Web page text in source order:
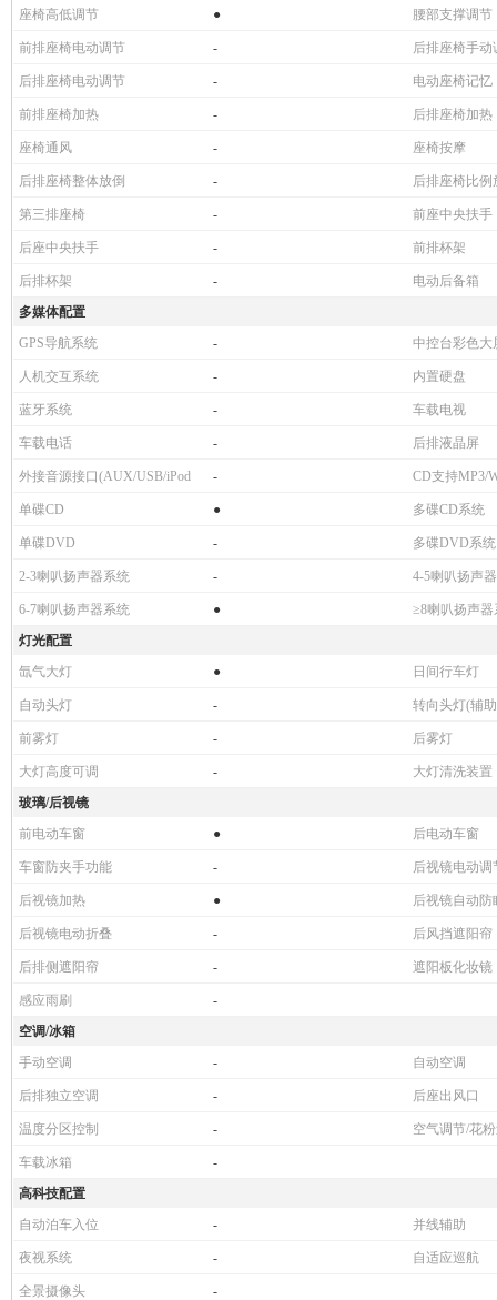
座椅高低调节 ● 腰部支撑调节
前排座椅电动调节 - 后排座椅手动
后排座椅电动调节 - 电动座椅记忆
前排座椅加热 - 后排座椅加热
座椅通风 - 座椅按摩
后排座椅整体放倒 - 后排座椅比例
第三排座椅 - 前座中央扶手
后座中央扶手 - 前排杯架
后排杯架 -
电动后备箱
多媒体配置
GPS导航系统
- 中控台彩色大
人机交互系统 - 内置硬盘
蓝牙系统 - 车载电视
车载电话 - 后排液晶屏
外接音源接口(AUX/USB/iPod
等)
- CD支持MP3/
单碟CD ● 多碟CD系统
单碟DVD - 多碟DVD系统
2-3喇叭扬声器系统 - 4-5喇叭扬声
6-7喇叭扬声器系统 ●
≥8喇叭扬声器
灯光配置
氙气大灯
● 日间行车灯
自动头灯 - 转向头灯(辅
前雾灯 - 后雾灯
大灯高度可调 -
大灯清洗装置
玻璃/后视镜
前电动车窗
● 后电动车窗
车窗防夹手功能 - 后视镜电动调
后视镜加热 ● 后视镜自动防
后视镜电动折叠 - 后风挡遮阳帘
后排侧遮阳帘 - 遮阳板化妆镜
感应雨刷
-
空调/冰箱
手动空调
- 自动空调
后排独立空调 - 后座出风口
温度分区控制 - 空气调节/花
车载冰箱
-
高科技配置
自动泊车入位
- 并线辅助
夜视系统 - 自适应巡航
全景摄像头 -